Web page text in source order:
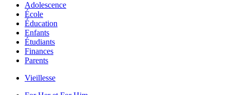
Adolescence
École
Éducation
Enfants
Étudiants
Finances
Parents
Vieillesse